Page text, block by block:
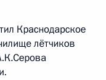
Краснодарское
лётчиков